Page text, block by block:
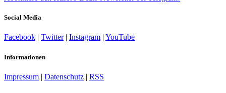
Social Media
Facebook | Twitter| Instagram | YouTube
Informationen
Impressum | Datenschutz | RSS